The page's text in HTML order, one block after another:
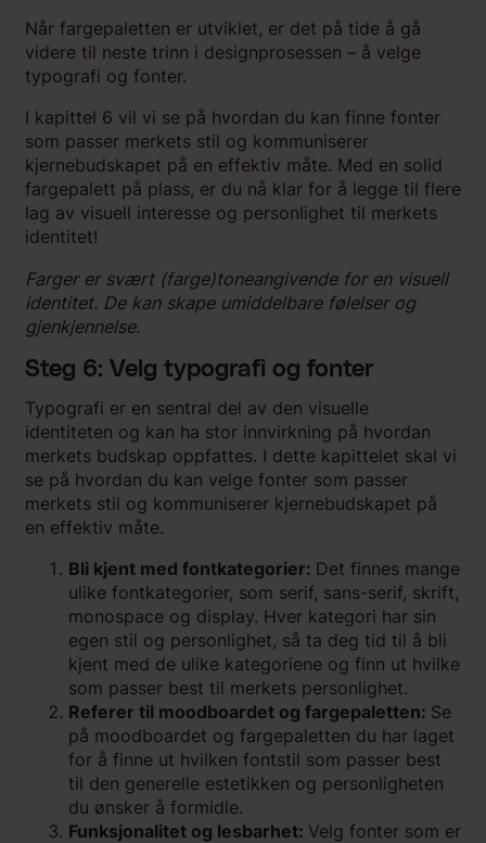
Når fargepaletten er utviklet, er det på tide å gå
videre til neste trinn i designprosessen – å velge
typografi og fonter.
I kapittel 6 vil vi se på hvordan du kan finne fonter
som passer merkets stil og kommuniserer
kjernebudskapet på en effektiv måte. Med en solid
fargepalett på plass, er du nå klar for å legge til flere
lag av visuell interesse og personlighet til merkets
identitet!
Farger er svært (farge)toneangivende for en visuell
identitet. De kan skape umiddelbare følelser og
gjenkjennelse.
Steg 6: Velg typografi og fonter
Typografi er en sentral del av den visuelle
identiteten og kan ha stor innvirkning på hvordan
merkets budskap oppfattes. I dette kapittelet skal vi
se på hvordan du kan velge fonter som passer
merkets stil og kommuniserer kjernebudskapet på
en effektiv måte.
Bli kjent med fontkategorier: Det finnes mange
ulike fontkategorier, som serif, sans-serif, skrift,
monospace og display. Hver kategori har sin
egen stil og personlighet, så ta deg tid til å bli
kjent med de ulike kategoriene og finn ut hvilke
som passer best til merkets personlighet.
Referer til moodboardet og fargepaletten: Se
på moodboardet og fargepaletten du har laget
for å finne ut hvilken fontstil som passer best
til den generelle estetikken og personligheten
du ønsker å formidle.
Funksjonalitet og lesbarhet: Velg fonter som er